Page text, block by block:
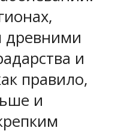
древними
и
правило,
и